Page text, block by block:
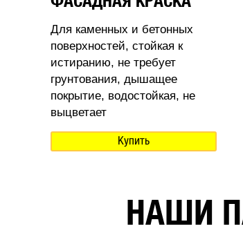
Для каменных и бетонных
поверхностей, стойкая к
истиранию, не требует
грунтования, дышащее
покрытие, водостойкая, не
выцветает
Купить
НАШИ